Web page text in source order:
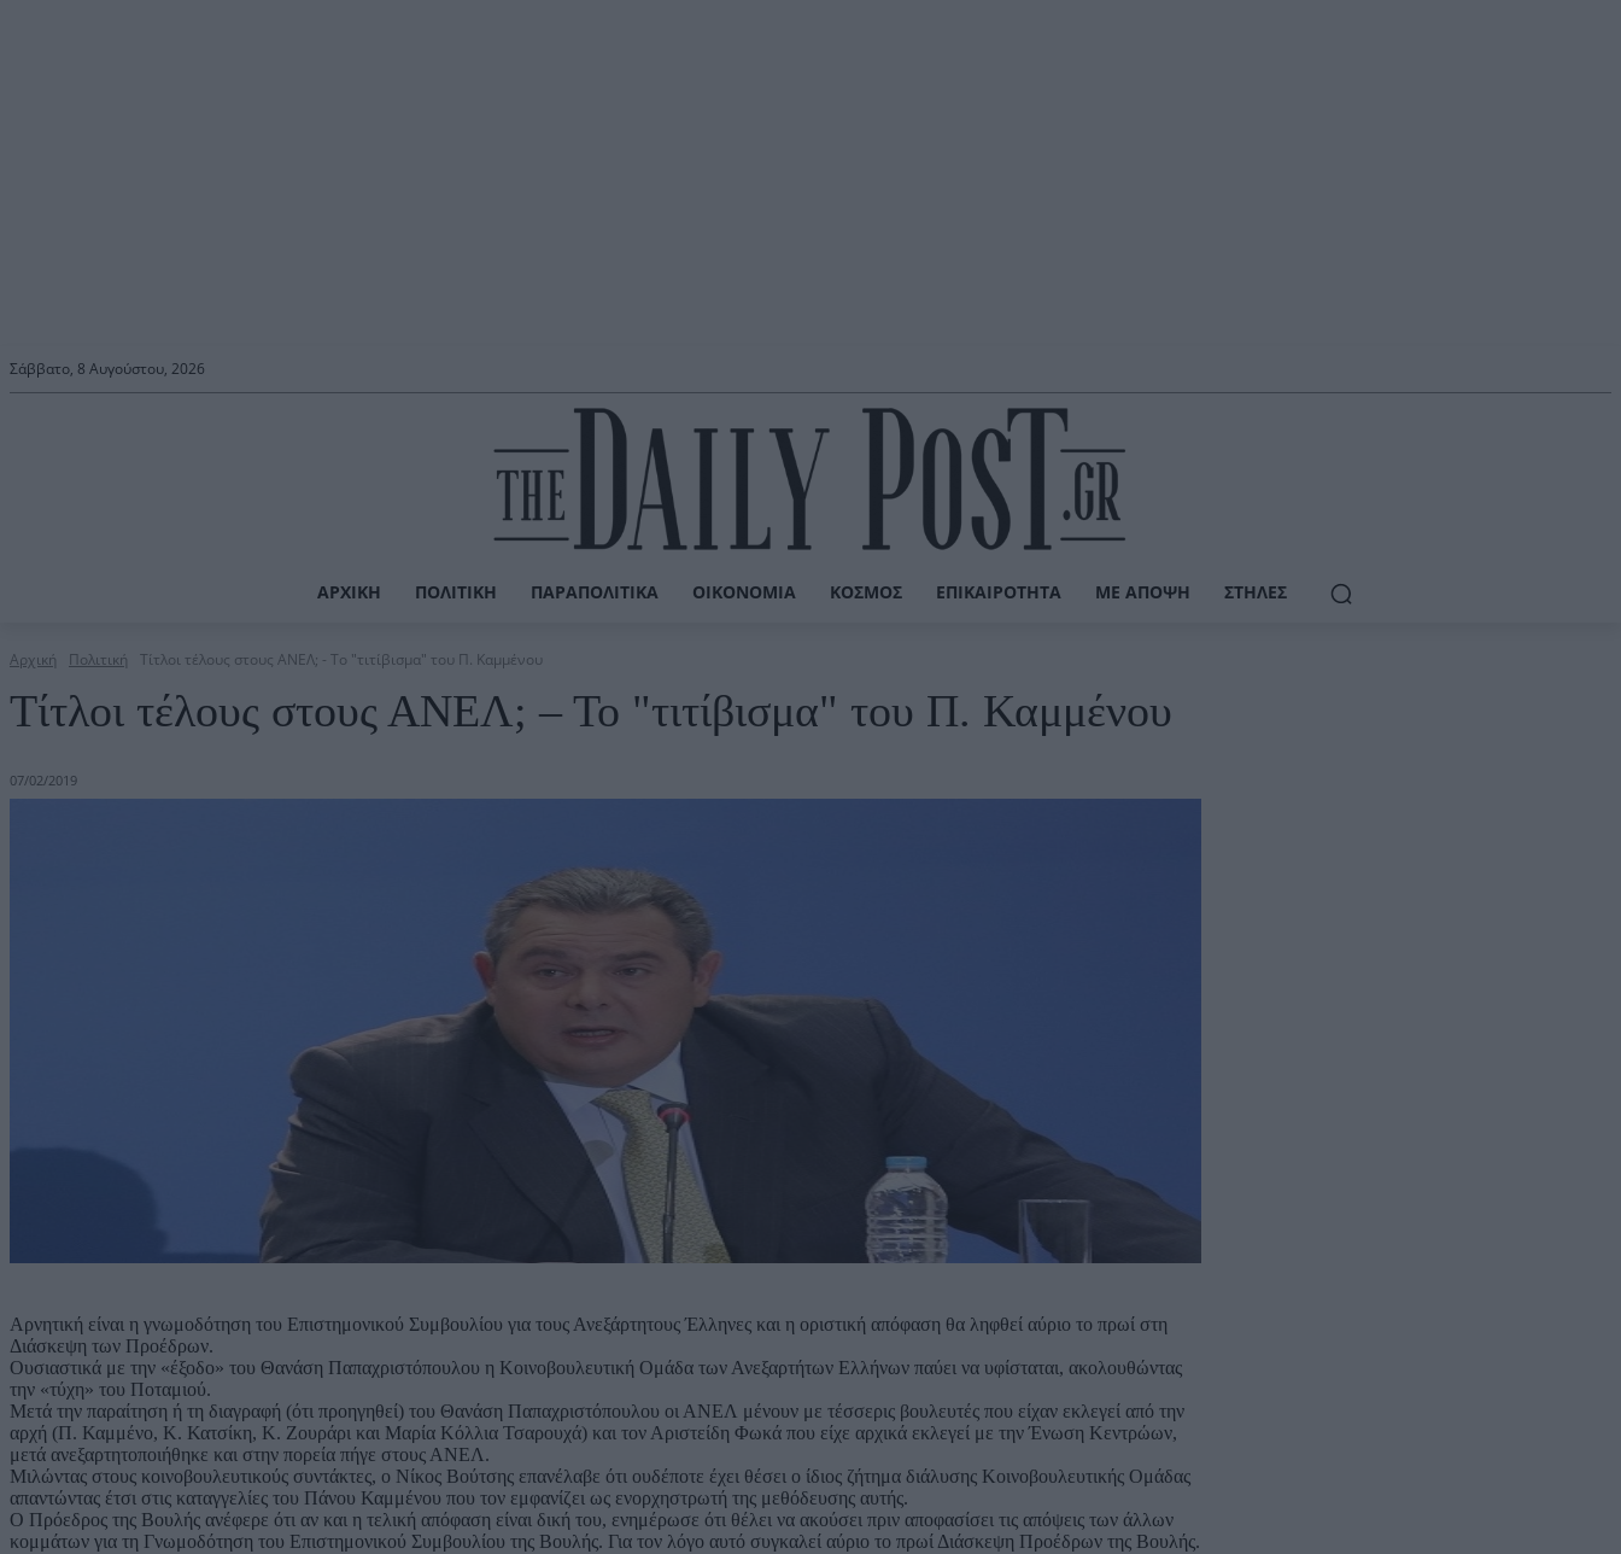
Σάββατο, 8 Αυγούστου, 2026
ΑΡΧΙΚΉ ΠΟΛΙΤΙΚΉ ΠΑΡΑΠΟΛΙΤΙΚΆ ΟΙΚΟΝΟΜΊΑ ΚΌΣΜΟΣ ΕΠΙΚΑΙΡΌΤΗΤΑ ΜΕ ΆΠΟΨΗ ΣΤΉΛΕΣ
Αρχική Πολιτική Τίτλοι τέλους στους ΑΝΕΛ; - Το "τιτίβισμα" του Π. Καμμένου
Τίτλοι τέλους στους ΑΝΕΛ; – Το "τιτίβισμα" του Π. Καμμένου
07/02/2019
Aρνητική είναι η γνωμοδότηση του Επιστημονικού Συμβουλίου για τους Ανεξάρτητους Έλληνες και η οριστική απόφαση θα ληφθεί αύριο το πρωί στη
Διάσκεψη των Προέδρων.
Ουσιαστικά με την «έξοδο» του Θανάση Παπαχριστόπουλου η Κοινοβουλευτική Ομάδα των Ανεξαρτήτων Ελλήνων παύει να υφίσταται, ακολουθώντας
την «τύχη» του Ποταμιού.
Μετά την παραίτηση ή τη διαγραφή (ότι προηγηθεί) του Θανάση Παπαχριστόπουλου οι ΑΝΕΛ μένουν με τέσσερις βουλευτές που είχαν εκλεγεί από την
αρχή (Π. Καμμένο, Κ. Κατσίκη, Κ. Ζουράρι και Μαρία Κόλλια Τσαρουχά) και τον Αριστείδη Φωκά που είχε αρχικά εκλεγεί με την Ένωση Κεντρώων,
μετά ανεξαρτητοποιήθηκε και στην πορεία πήγε στους ΑΝΕΛ.
Μιλώντας στους κοινοβουλευτικούς συντάκτες, ο Νίκος Βούτσης επανέλαβε ότι ουδέποτε έχει θέσει ο ίδιος ζήτημα διάλυσης Κοινοβουλευτικής Ομάδας
απαντώντας έτσι στις καταγγελίες του Πάνου Καμμένου που τον εμφανίζει ως ενορχηστρωτή της μεθόδευσης αυτής.
Ο Πρόεδρος της Βουλής ανέφερε ότι αν και η τελική απόφαση είναι δική του, ενημέρωσε ότι θέλει να ακούσει πριν αποφασίσει τις απόψεις των άλλων
κομμάτων για τη Γνωμοδότηση του Επιστημονικού Συμβουλίου της Βουλής. Για τον λόγο αυτό συγκαλεί αύριο το πρωί Διάσκεψη Προέδρων της Βουλής.